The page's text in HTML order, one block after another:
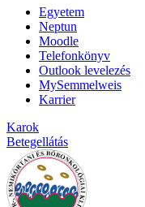
Egyetem
Neptun
Moodle
Telefonkönyv
Outlook levelezés
MySemmelweis
Karrier
Karok
Betegellátás